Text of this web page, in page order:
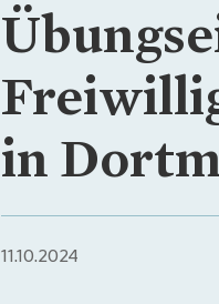
in
11.10.2024